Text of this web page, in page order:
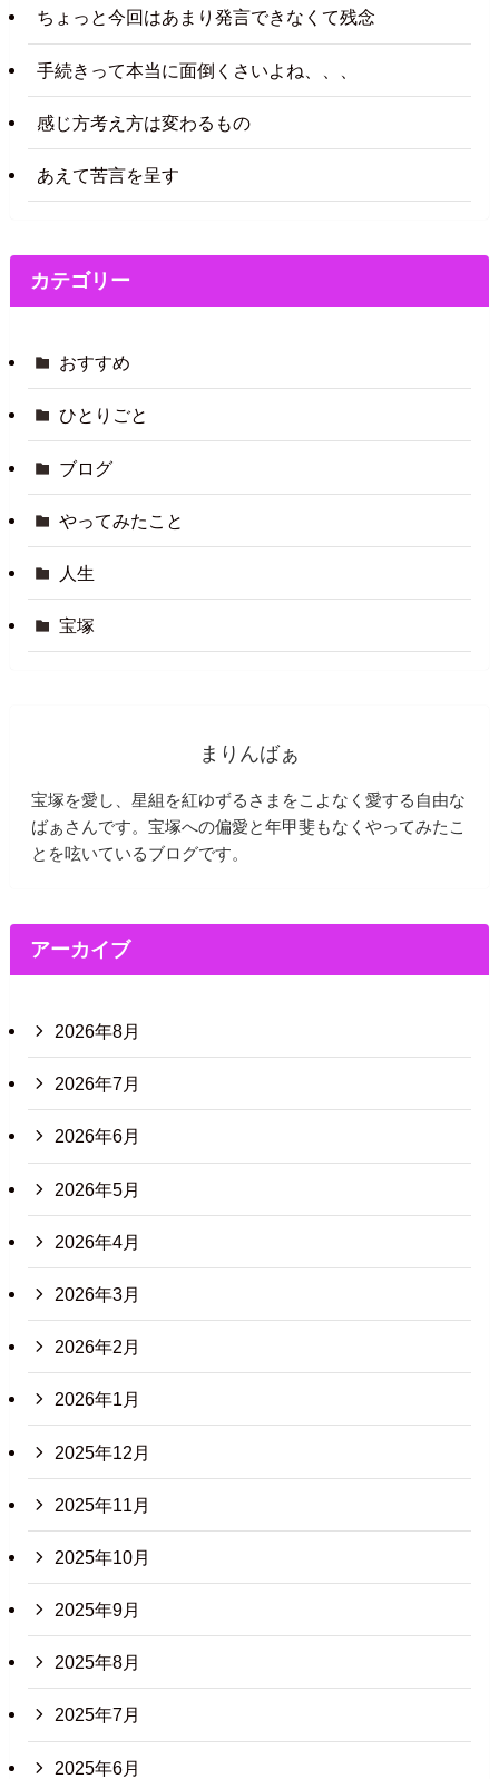
ちょっと今回はあまり発言できなくて残念
手続きって本当に面倒くさいよね、、、
感じ方考え方は変わるもの
あえて苦言を呈す
カテゴリー
おすすめ
ひとりごと
ブログ
やってみたこと
人生
宝塚
まりんばぁ
宝塚を愛し、星組を紅ゆずるさまをこよなく愛する自由な
ばぁさんです。宝塚への偏愛と年甲斐もなくやってみたこ
とを呟いているブログです。
アーカイブ
2026年8月
2026年7月
2026年6月
2026年5月
2026年4月
2026年3月
2026年2月
2026年1月
2025年12月
2025年11月
2025年10月
2025年9月
2025年8月
2025年7月
2025年6月